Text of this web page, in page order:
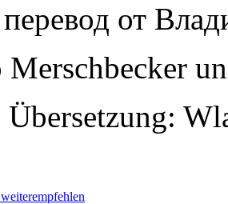
от
Übersetzung: